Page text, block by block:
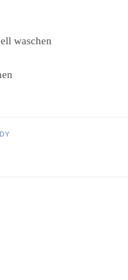
waschen